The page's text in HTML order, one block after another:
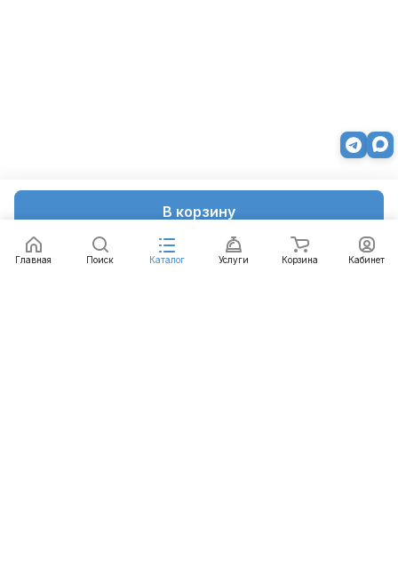
В корзину
Главная Поиск Каталог Услуги Корзина Кабинет